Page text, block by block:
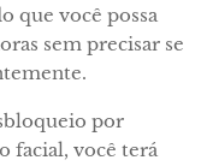
que você possa
sem precisar se
por
facial, você terá